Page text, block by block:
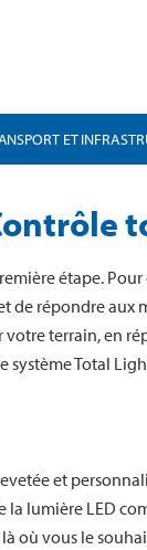
ET
étape. Pour
de répondre
votre terrain, en
système Total
et
lumière LED
vous le